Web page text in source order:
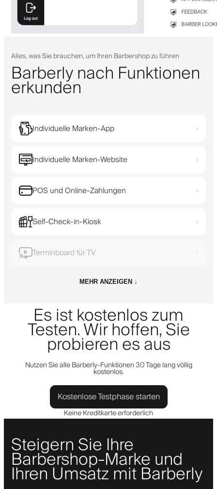
Alles, was Sie brauchen, um Ihren Barbershop zu führen
Barberly nach Funktionen
erkunden
Individuelle Marken-App ›
Individuelle Marken-Website ›
POS und Online-Zahlungen ›
Self-Check-in-Kiosk ›
Terminboard für TV ›
MEHR ANZEIGEN ↓
Es ist kostenlos zum
Testen. Wir hoffen, Sie
probieren es aus
Nutzen Sie alle Barberly-Funktionen 30 Tage lang völlig
kostenlos.
Kostenlose Testphase starten
Keine Kreditkarte erforderlich
Steigern Sie Ihre
Barbershop-Marke und
Ihren Umsatz mit Barberly